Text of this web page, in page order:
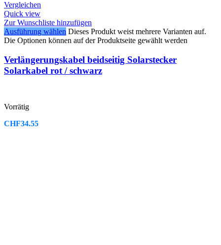
Vergleichen
Quick view
Zur Wunschliste hinzufügen
Ausführung wählen Dieses Produkt weist mehrere Varianten auf.
Die Optionen können auf der Produktseite gewählt werden
Verlängerungskabel beidseitig Solarstecker
Solarkabel rot / schwarz
Vorrätig
CHF34.55